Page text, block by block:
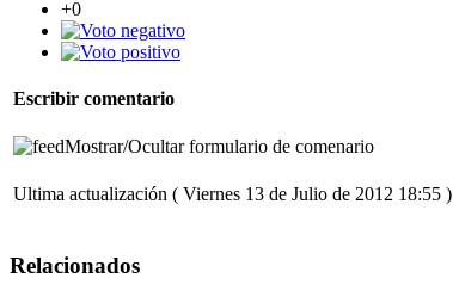
+0
Escribir comentario
Mostrar/Ocultar formulario de comenario
Ultima actualización ( Viernes 13 de Julio de 2012 18:55 )
Relacionados